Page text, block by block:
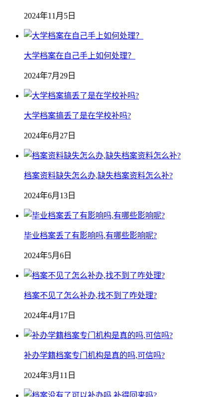
2024年11月5日
大学档案在自己手上如何处理？
2024年7月29日
大学档案搞丢了是在学校补吗?
2024年6月27日
档案资料缺失怎么办,缺失档案资料怎么补?
2024年6月13日
毕业档案丢了有影响吗,有哪些影响呢?
2024年5月6日
档案不见了怎么补办,找不到了咋处理?
2024年4月17日
补办学籍档案专门机构是真的吗,可信吗?
2024年3月11日